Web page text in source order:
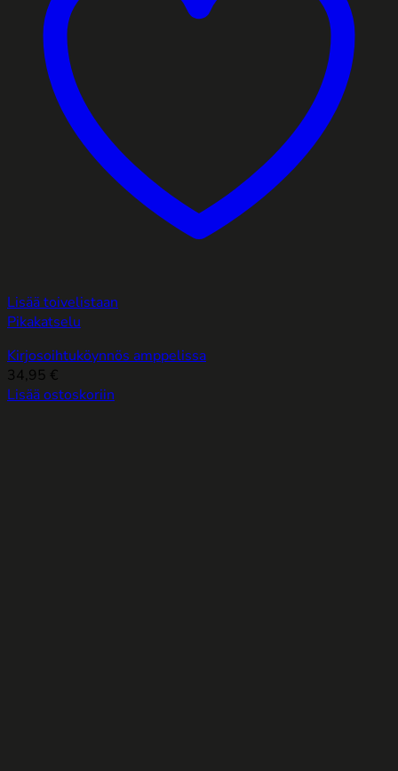
Lisää toivelistaan
Pikakatselu
Kirjosoihtuköynnös amppelissa
34,95 €
Lisää ostoskoriin